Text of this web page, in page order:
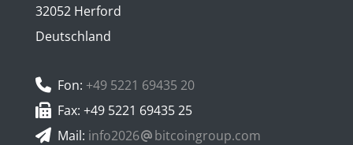
32052 Herford
Deutschland
Fon: +49 5221 69435 20
Fax: +49 5221 69435 25
Mail: info2026 bitcoingroup.com